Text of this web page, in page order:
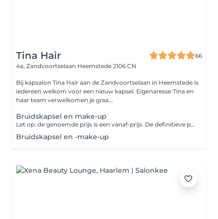
Tina Hair
66
4a, Zandvoortselaan Heemstede 2106 CN
Bij kapsalon Tina Hair aan de Zandvoortselaan in Heemstede is
iedereen welkom voor een nieuw kapsel. Eigenaresse Tina en
haar team verwelkomen je graa...
Bruidskapsel en make-up
Let op: de genoemde prijs is een vanaf-prijs. De definitieve prijs is onder andere afhankelijk van je persoonlijke wensen en hoor je in de salon. Betaal je online? Dan wordt het eventuele prijsverschil verrekend in de salon.
Bruidskapsel en -make-up